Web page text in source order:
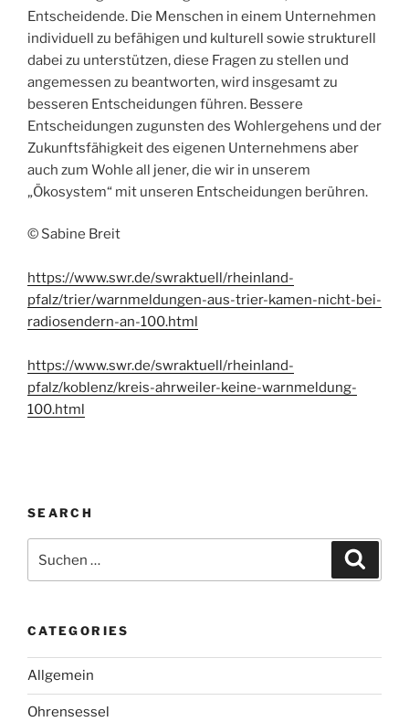
Entscheidende. Die Menschen in einem Unternehmen
individuell zu befähigen und kulturell sowie strukturell
dabei zu unterstützen, diese Fragen zu stellen und
angemessen zu beantworten, wird insgesamt zu
besseren Entscheidungen führen. Bessere
Entscheidungen zugunsten des Wohlergehens und der
Zukunftsfähigkeit des eigenen Unternehmens aber
auch zum Wohle all jener, die wir in unserem
„Ökosystem“ mit unseren Entscheidungen berühren.
© Sabine Breit
https://www.swr.de/swraktuell/rheinland-
pfalz/trier/warnmeldungen-aus-trier-kamen-nicht-bei-
radiosendern-an-100.html
https://www.swr.de/swraktuell/rheinland-
pfalz/koblenz/kreis-ahrweiler-keine-warnmeldung-
100.html
SEARCH
nach:
CATEGORIES
Allgemein
Ohrensessel